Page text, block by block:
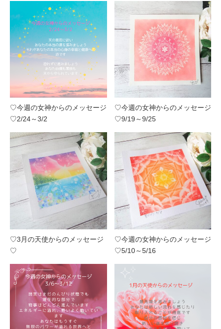
♡今週の女神からのメッセージ
♡2/24～3/2
♡今週の女神からのメッセージ
♡9/19～9/25
♡3月の天使からのメッセージ
♡
♡今週の女神からのメッセージ
♡5/10～5/16